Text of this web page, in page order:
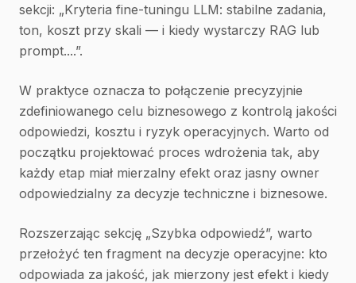
sekcji: „Kryteria fine-tuningu LLM: stabilne zadania,
ton, koszt przy skali — i kiedy wystarczy RAG lub
prompt....”.
W praktyce oznacza to połączenie precyzyjnie
zdefiniowanego celu biznesowego z kontrolą jakości
odpowiedzi, kosztu i ryzyk operacyjnych. Warto od
początku projektować proces wdrożenia tak, aby
każdy etap miał mierzalny efekt oraz jasny owner
odpowiedzialny za decyzje techniczne i biznesowe.
Rozszerzając sekcję „Szybka odpowiedź”, warto
przełożyć ten fragment na decyzje operacyjne: kto
odpowiada za jakość, jak mierzony jest efekt i kiedy